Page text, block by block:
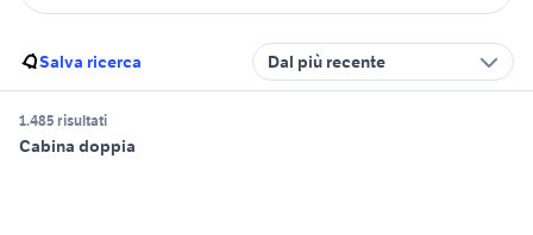
Salva ricerca Dal più recente
1.485 risultati
Cabina doppia